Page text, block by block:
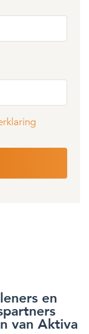
en
van Aktiva